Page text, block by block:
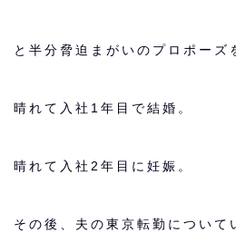
と半分脅迫まがいのプロポーズ
晴れて入社1年目で結婚。
晴れて入社2年目に妊娠。
その後、夫の東京転勤について